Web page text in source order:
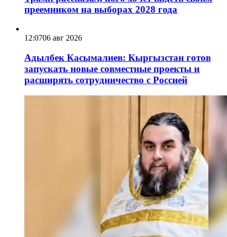
преемником на выборах 2028 года
12:0706 авг 2026
Адылбек Касымалиев: Кыргызстан готов
запускать новые совместные проекты и
расширять сотрудничество с Россией